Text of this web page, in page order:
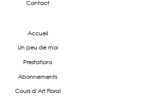
Contact
Accueil
Un peu de moi
Prestations
Abonnements
Cours d'Art Floral